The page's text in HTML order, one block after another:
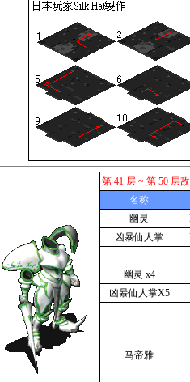
第 41 层 ~ 第 50 层
名称
幽灵
凶暴仙人掌
幽灵 x4
凶暴仙人掌X5
马帝雅